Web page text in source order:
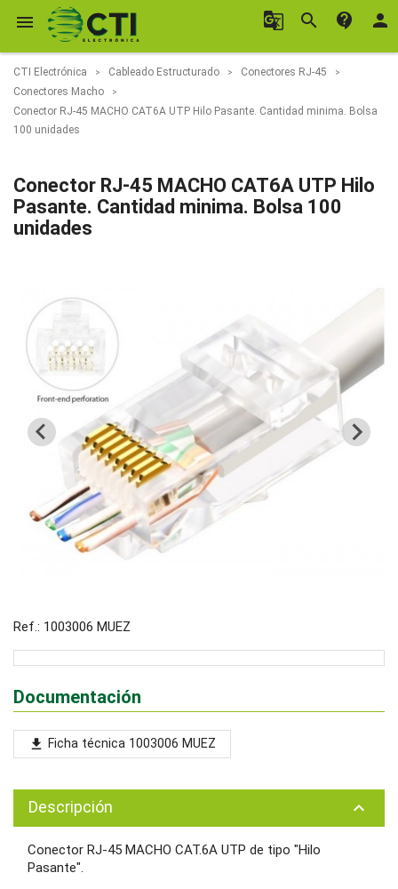
 g_translate search contact_support person
CTI Electrónica Cableado Estructurado
Conectores RJ-45
Conectores Macho
Conector RJ-45 MACHO CAT6A UTP Hilo Pasante. Cantidad minima. Bolsa
100 unidades
Conector RJ-45 MACHO CAT6A UTP Hilo
Pasante. Cantidad minima. Bolsa 100
unidades
Ref.: 1003006 MUEZ
Documentación
file_download Ficha técnica 1003006 MUEZ
Descripción keyboard_arrow_up
Conector RJ-45 MACHO CAT.6A UTP de tipo "Hilo
Pasante".